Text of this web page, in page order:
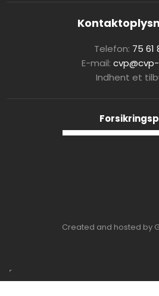
Telefon: 75 61
E-mail:
Indhent et
Created and hosted by